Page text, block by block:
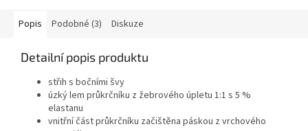
Popis Podobné (3) Diskuze
Detailní popis produktu
střih s bočními švy
úzký lem průkrčníku z žebrového úpletu 1:1 s 5 %
elastanu
vnitřní část průkrčníku začištěna páskou z vrchového